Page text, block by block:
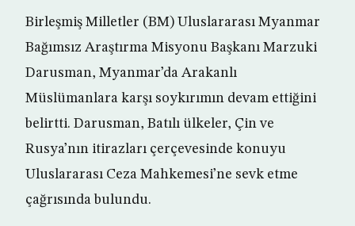
Birleşmiş Milletler (BM) Uluslararası Myanmar
Bağımsız Araştırma Misyonu Başkanı Marzuki
Darusman, Myanmar’da Arakanlı
Müslümanlara karşı soykırımın devam ettiğini
belirtti. Darusman, Batılı ülkeler, Çin ve
Rusya’nın itirazları çerçevesinde konuyu
Uluslararası Ceza Mahkemesi’ne sevk etme
çağrısında bulundu.